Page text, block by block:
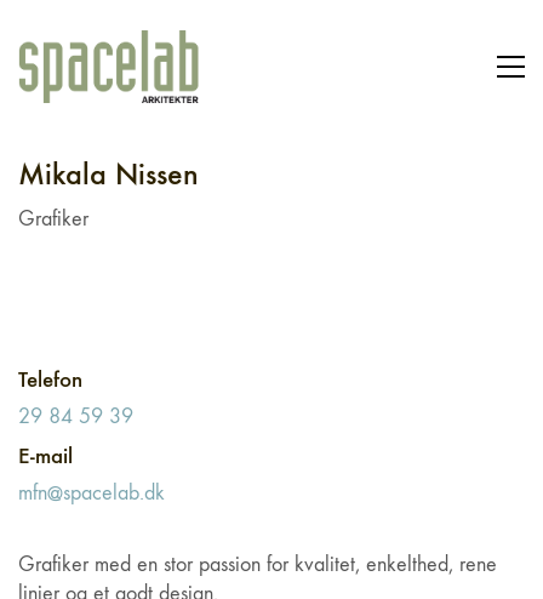
Mikala Nissen
Grafiker
Telefon
29 84 59 39
E-mail
mfn@spacelab.dk
Grafiker med en stor passion for kvalitet, enkelthed, rene
linjer og et godt design.